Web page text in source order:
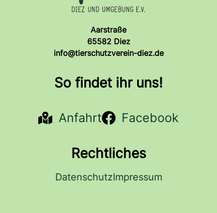
Aarstraße
65582 Diez
info@tierschutzverein-diez.de
So findet ihr uns!
Anfahrt Facebook
Rechtliches
DatenschutzImpressum